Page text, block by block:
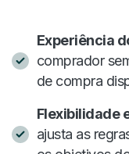
Experiência
comprador
de compra
Flexibilidade
ajusta as